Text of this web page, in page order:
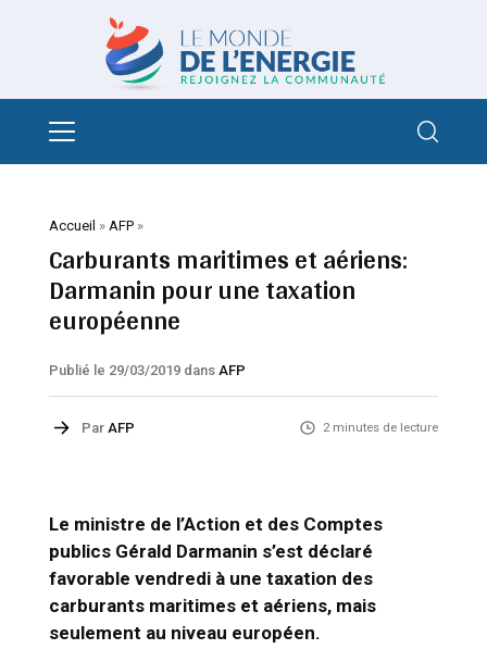
Accueil » AFP»
Carburants maritimes et aériens:
Darmanin pour une taxation
européenne
Publié le 29/03/2019 dans AFP
Par AFP 2 minutes de lecture
Le ministre de l’Action et des Comptes
publics Gérald Darmanin s’est déclaré
favorable vendredi à une taxation des
carburants maritimes et aériens, mais
seulement au niveau européen.